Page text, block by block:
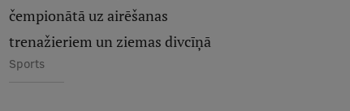
čempionātā uz airēšanas
trenažieriem un ziemas divcīņā
Sports